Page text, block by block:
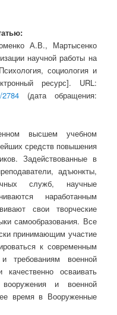
А.В., Мартысенко
научной работы на
социология и
ресурс]. URL:
(дата обращения:
высшем учебном
средств повышения
Задействованные в
адъюнкты,
служб, научные
наработанным
свои творческие
самообразования. Все
принимающим участие
к современным
требованиям военной
осваивать
и военной
время в Вооруженные